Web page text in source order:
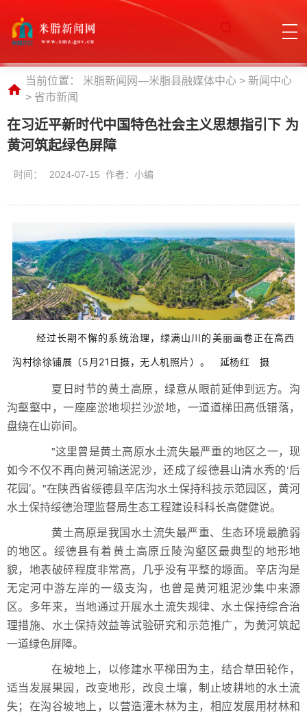
当前位置： 米脂新闻网—米脂县融媒体中心 > 新闻中心
> 省市新闻
在习近平新时代中国特色社会主义思想指引下 为
黄河筑起绿色屏障
时间： 2024-07-15 作者：小编
​经过长期不懈的系统治理，绿满山川的美丽画卷正在高西
沟村徐徐铺展（5月21日摄，无人机照片）。 延杨红 摄
夏日时节的黄土高原，绿意从眼前延伸到远方。沟
沟壑壑中，一座座淤地坝拦沙淤地，一道道梯田高低错落，
盘绕在山峁间。
"这里曾是黄土高原水土流失最严重的地区之一，现
如今不仅不再向黄河输送泥沙，还成了绥德县山清水秀的‘后
花园’。"在陕西省绥德县辛店沟水土保持科技示范园区，黄河
水土保持绥德治理监督局生态工程建设科科长高健健说。
黄土高原是我国水土流失最严重、生态环境最脆弱
的地区。绥德县有着黄土高原丘陵沟壑区最典型的地形地
貌，地表破碎程度非常高，几乎没有平整的塬面。辛店沟是
无定河中游左岸的一级支沟，也曾是黄河粗泥沙集中来源
区。多年来，当地通过开展水土流失规律、水土保持综合治
理措施、水土保持效益等试验研究和示范推广，为黄河筑起
一道绿色屏障。
在坡地上，以修建水平梯田为主，结合草田轮作，
适当发展果园，改变地形，改良土壤，制止坡耕地的水土流
失；在沟谷坡地上，以营造灌木林为主，相应发展用材林和